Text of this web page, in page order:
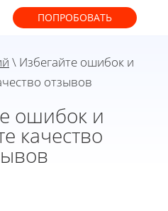
ПОПРОБОВАТЬ
\ Избегайте ошибок и
отзывов
ошибок и
качество